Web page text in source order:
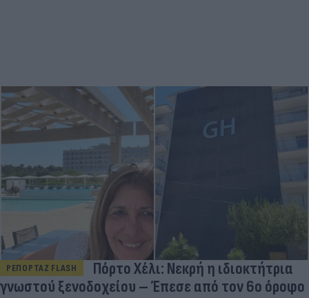
ΡΕΠΟΡΤΑΖ FLASH
Πόρτο Χέλι: Νεκρή η ιδιοκτήτρια
γνωστού ξενοδοχείου – Έπεσε από τον 6ο όροφο